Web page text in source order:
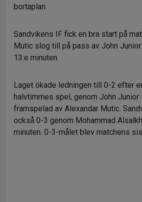
bortaplan.
Sandvikens IF fick en bra start på
Mutic slog till på pass av John Junior
13:e minuten.
Laget ökade ledningen till 0-2 efter
halvtimmes spel, genom John Junior
framspelad av Alexandar Mutic.
också 0-3 genom Mohammad
minuten. 0-3-målet blev matchens